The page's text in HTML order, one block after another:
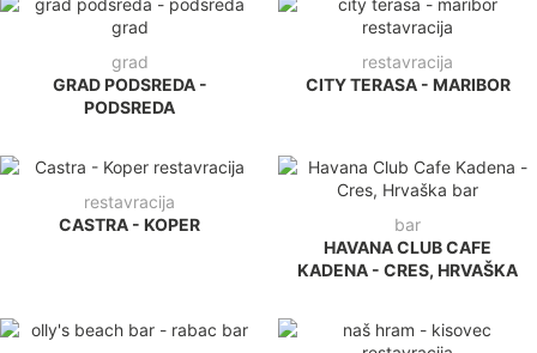
grad
GRAD PODSREDA -
PODSREDA
restavracija
CITY TERASA - MARIBOR
restavracija
CASTRA - KOPER
bar
HAVANA CLUB CAFE
KADENA - CRES, HRVAŠKA